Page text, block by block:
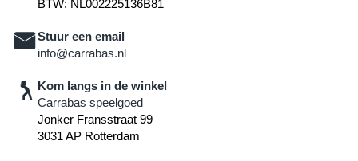
BTW: NL002225136B81
Stuur een email
info@carrabas.nl
Kom langs in de winkel
Carrabas speelgoed
Jonker Fransstraat 99
3031 AP Rotterdam